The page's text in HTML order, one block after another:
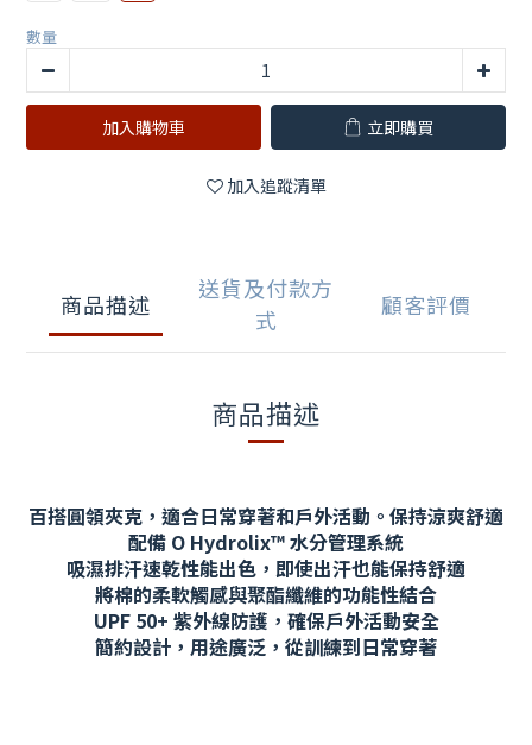
數量
加入購物車 立即購買
加入追蹤清單
商品描述
送貨及付款方
式
顧客評價
商品描述
百搭圓領夾克，適合日常穿著和戶外活動。保持涼爽舒適
配備 O Hydrolix™ 水分管理系統
吸濕排汗速乾性能出色，即使出汗也能保持舒適
將棉的柔軟觸感與聚酯纖維的功能性結合
UPF 50+ 紫外線防護，確保戶外活動安全
簡約設計，用途廣泛，從訓練到日常穿著